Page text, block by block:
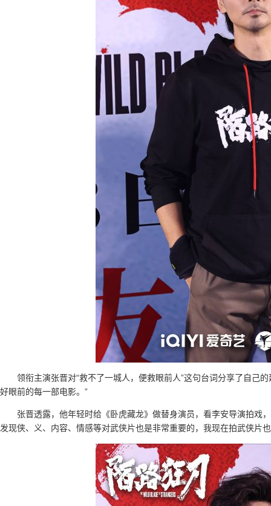
领衔主演张晋对“救不了一城人，便救眼前人”这句台词分享了自己
好眼前的每一部电影。”
张晋透露，他年轻时给《卧虎藏龙》做替身演员，看李安导演拍戏
发现侠、义、内容、情感等对武侠片也是非常重要的，我现在拍武侠片